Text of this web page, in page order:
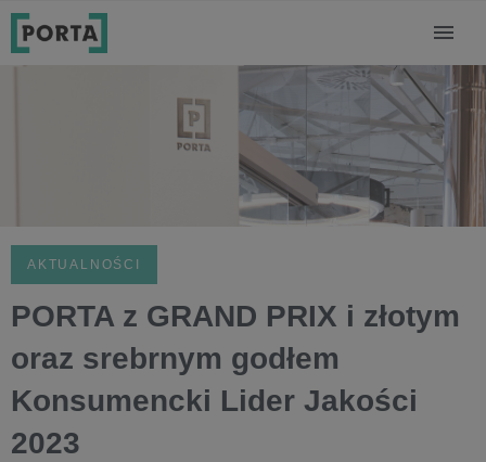
AKTUALNOŚCI
PORTA z GRAND PRIX i złotym
oraz srebrnym godłem
Konsumencki Lider Jakości
2023